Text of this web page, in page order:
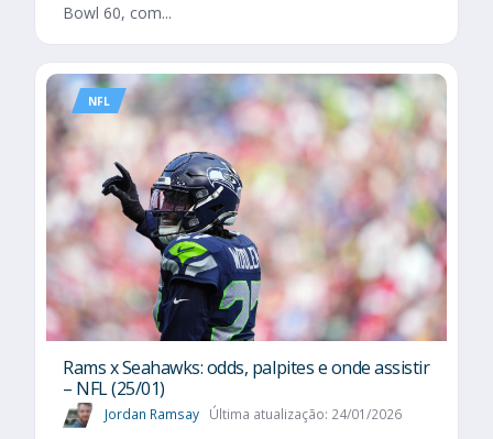
Bowl 60, com...
NFL
Rams x Seahawks: odds, palpites e onde assistir
– NFL (25/01)
Jordan Ramsay Última atualização: 24/01/2026